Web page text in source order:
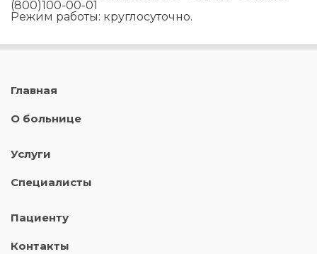
(800)100-00-01
Режим работы: круглосуточно.
Главная
О больнице
Услуги
Специалисты
Пациенту
Контакты